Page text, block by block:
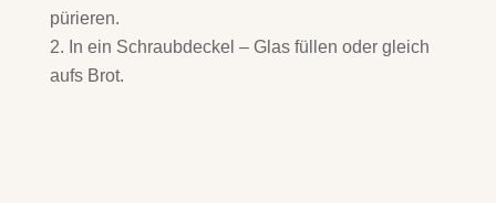
pürieren.
In ein Schraubdeckel – Glas füllen oder gleich
aufs Brot.